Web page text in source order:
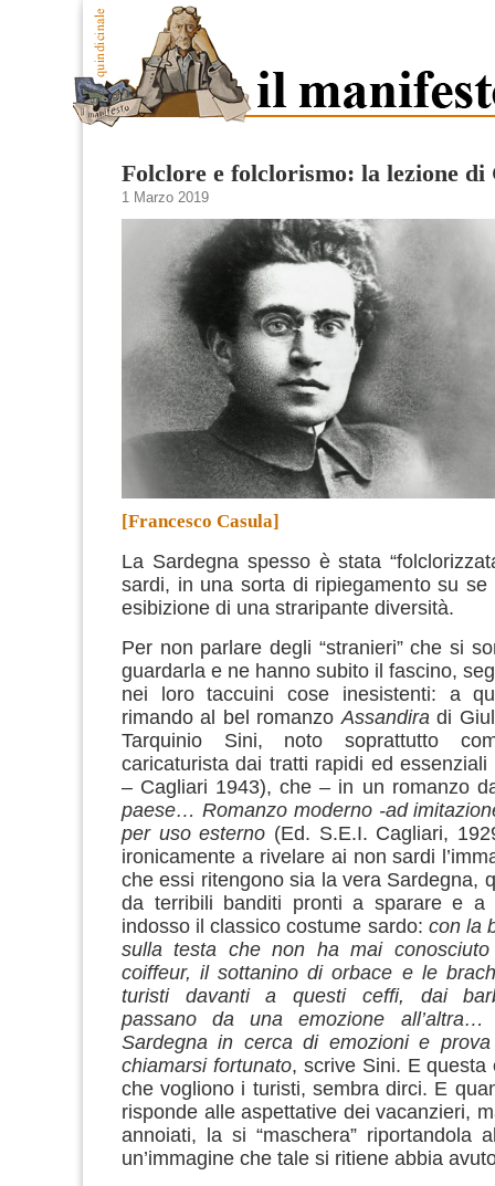
Folclore e folclorismo: la lezione di
1 Marzo 2019
[Francesco Casula]
La Sardegna spesso è stata
sardi, in una sorta di ripiegamento su se
esibizione di una straripante diversità.
Per non parlare degli “stranieri” che si
guardarla e ne hanno subito il fascino,
nei loro taccuini cose inesistenti: a
rimando al bel romanzoAssandiradi
Tarquinio Sini, noto soprattutto
caricaturista dai tratti rapidi ed essenziali
– Cagliari 1943), che – in un romanzo
paese… Romanzo moderno -ad
per uso esterno (Ed. S.E.I. Cagliari,
ironicamente a rivelare ai non sardi
che essi ritengono sia la vera Sardegna,
da terribili banditi pronti a sparare e a
indosso il classico costume sardo: con la
sulla testa che non ha mai
coiffeur, il sottanino di orbace e le
turisti davanti a questi ceffi, dai
passano da una emozione
Sardegna in cerca di emozioni e
chiamarsi fortunato, scrive Sini. E questa
che vogliono i turisti, sembra dirci. E
risponde alle aspettative dei vacanzieri,
annoiati, la si “maschera” riportandola
un’immagine che tale si ritiene abbia